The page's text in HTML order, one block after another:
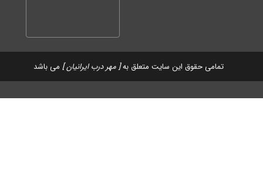
تمامی حقوق این سایت متعلق به[ مهر درب ایرانیان ] می باشد